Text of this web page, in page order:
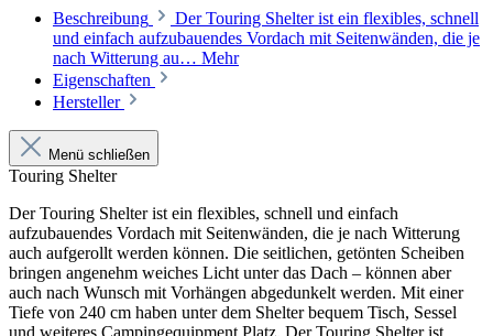
Beschreibung
Der Touring Shelter ist ein flexibles, schnell
und einfach aufzubauendes Vordach mit Seitenwänden, die je
nach Witterung au… Mehr
Eigenschaften
Hersteller
Menü schließen
Touring Shelter
Der Touring Shelter ist ein flexibles, schnell und einfach
aufzubauendes Vordach mit Seitenwänden, die je nach Witterung
auch aufgerollt werden können. Die seitlichen, getönten Scheiben
bringen angenehm weiches Licht unter das Dach – können aber
auch nach Wunsch mit Vorhängen abgedunkelt werden. Mit einer
Tiefe von 240 cm haben unter dem Shelter bequem Tisch, Sessel
und weiteres Campingequipment Platz. Der Touring Shelter ist